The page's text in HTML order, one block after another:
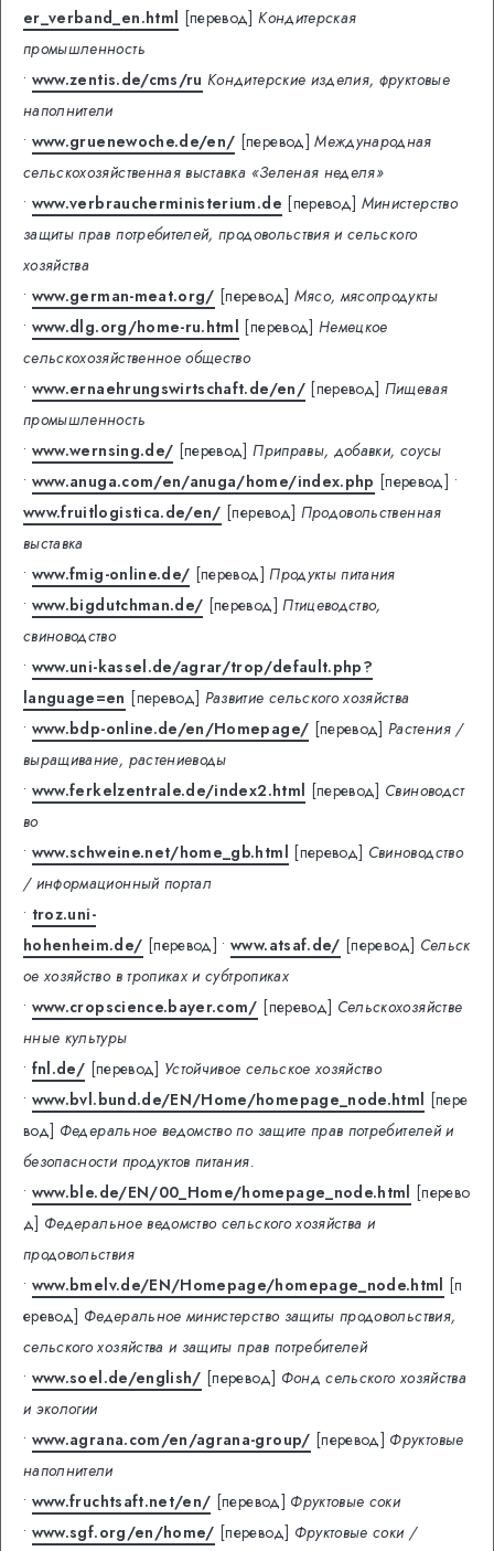
er_verband_en.html [перевод] Кондитерская
промышленность
• www.zentis.de/cms/ru Кондитерские изделия, фруктовые
наполнители
• www.gruenewoche.de/en/ [перевод] Международная
сельскохозяйственная выставка «Зеленая неделя»
• www.verbraucherministerium.de [перевод] Министерство
защиты прав потребителей, продовольствия и сельского
хозяйства
• www.german-meat.org/ [перевод] Мясо, мясопродукты
• www.dlg.org/home-ru.html [перевод] Немецкое
сельскохозяйственное общество
• www.ernaehrungswirtschaft.de/en/ [перевод] Пищевая
промышленность
• www.wernsing.de/ [перевод] Приправы, добавки, соусы
• www.anuga.com/en/anuga/home/index.php [перевод] •
www.fruitlogistica.de/en/ [перевод] Продовольственная
выставка
• www.fmig-online.de/ [перевод] Продукты питания
• www.bigdutchman.de/ [перевод] Птицеводство,
свиноводство
• www.uni-kassel.de/agrar/trop/default.php?
language=en [перевод] Развитие сельского хозяйства
• www.bdp-online.de/en/Homepage/ [перевод] Растения /
выращивание, растениеводы
• www.ferkelzentrale.de/index2.html [перевод] Свиноводст
во
• www.schweine.net/home_gb.html [перевод] Свиноводство
/ информационный портал
• troz.uni-
hohenheim.de/ [перевод] •www.atsaf.de/ [перевод] Сельск
ое хозяйство в тропиках и субтропиках
• www.cropscience.bayer.com/ [перевод] Сельскохозяйстве
нные культуры
• fnl.de/ [перевод] Устойчивое сельское хозяйство
• www.bvl.bund.de/EN/Home/homepage_node.html [пере
вод] Федеральное ведомство по защите прав потребителей и
безопасности продуктов питания.
• www.ble.de/EN/00_Home/homepage_node.html [перево
д] Федеральное ведомство сельского хозяйства и
продовольствия
• www.bmelv.de/EN/Homepage/homepage_node.html [п
еревод] Федеральное министерство защиты продовольствия,
сельского хозяйства и защиты прав потребителей
• www.soel.de/english/ [перевод] Фонд сельского хозяйства
и экологии
• www.agrana.com/en/agrana-group/ [перевод] Фруктовые
наполнители
• www.fruchtsaft.net/en/ [перевод] Фруктовые соки
• www.sgf.org/en/home/ [перевод] Фруктовые соки /